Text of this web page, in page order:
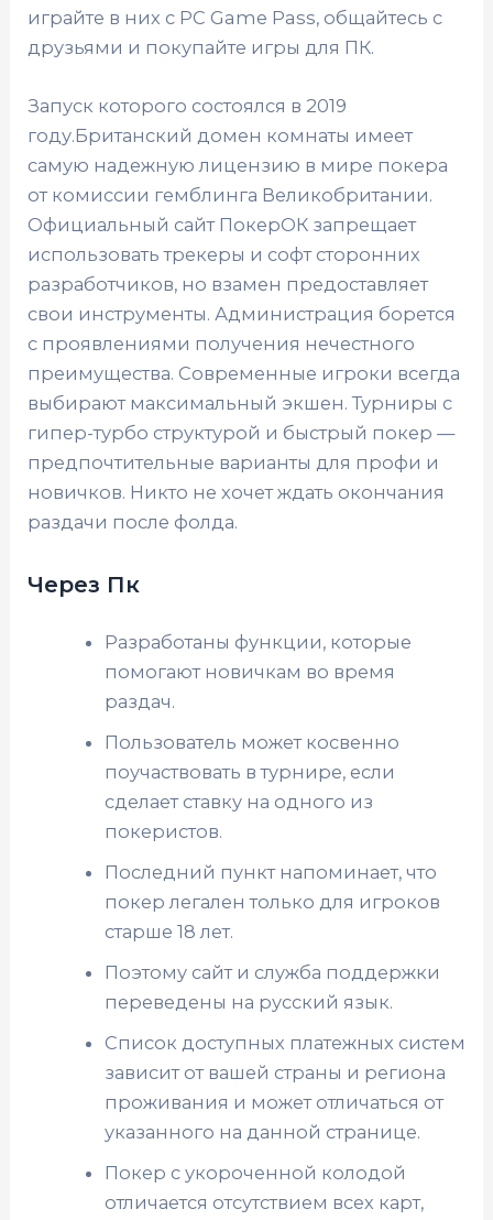
играйте в них с PC Game Pass, общайтесь с
друзьями и покупайте игры для ПК.
Запуск которого состоялся в 2019
году.Британский домен комнаты имеет
самую надежную лицензию в мире покера
от комиссии гемблинга Великобритании.
Официальный сайт ПокерОК запрещает
использовать трекеры и софт сторонних
разработчиков, но взамен предоставляет
свои инструменты. Администрация борется
с проявлениями получения нечестного
преимущества. Современные игроки всегда
выбирают максимальный экшен. Турниры с
гипер-турбо структурой и быстрый покер —
предпочтительные варианты для профи и
новичков. Никто не хочет ждать окончания
раздачи после фолда.
Через Пк
Разработаны функции, которые
помогают новичкам во время
раздач.
Пользователь может косвенно
поучаствовать в турнире, если
сделает ставку на одного из
покеристов.
Последний пункт напоминает, что
покер легален только для игроков
старше 18 лет.
Поэтому сайт и служба поддержки
переведены на русский язык.
Список доступных платежных систем
зависит от вашей страны и региона
проживания и может отличаться от
указанного на данной странице.
Покер с укороченной колодой
отличается отсутствием всех карт,